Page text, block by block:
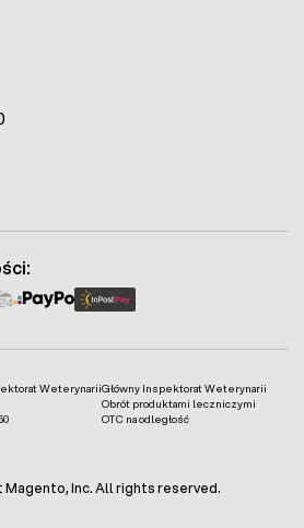
WeterynariiGłówny Inspektorat Weterynarii
Obrót produktami leczniczymi
OTC na odległość
Inc. All rights reserved.